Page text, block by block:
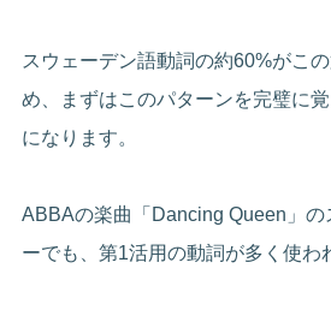
スウェーデン語動詞の約60%がこ
め、まずはこのパターンを完璧に
になります。
ABBAの楽曲「Dancing Queen」
ーでも、第1活用の動詞が多く使わ